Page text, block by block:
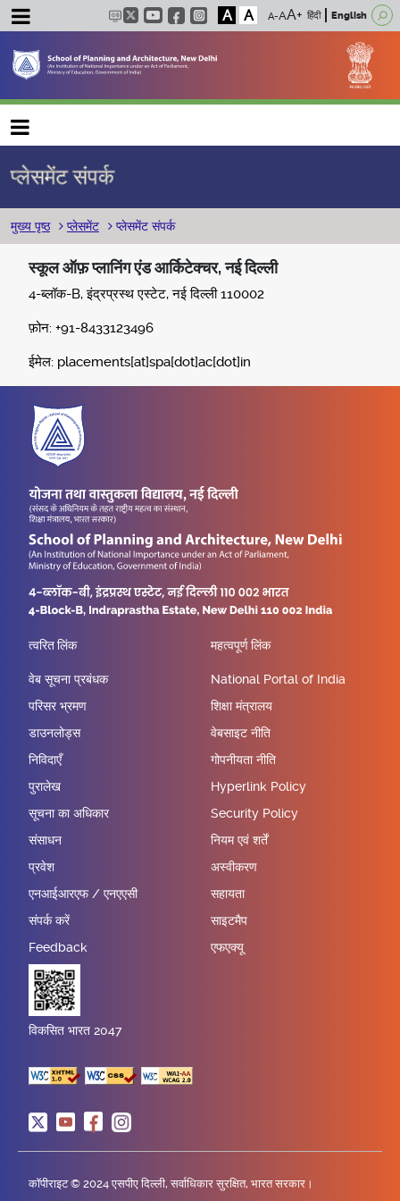
A A हिंदी English
Main navigation
प्लेसमेंट संपर्क
पग चिन्ह
मुख्य पृष्ठ प्लेसमेंट प्लेसमेंट संपर्क
स्कूल ऑफ़ प्लानिंग एंड आर्किटेक्चर, नई दिल्ली
4-ब्लॉक-B, इंद्रप्रस्थ एस्टेट, नई दिल्ली 110002
फ़ोन: +91-8433123496
ईमेल: placements[at]spa[dot]ac[dot]in
त्वरित लिंक
वेब सूचना प्रबंधक
परिसर भ्रमण
डाउनलोड्स
निविदाएँ
पुरालेख
सूचना का अधिकार
संसाधन
प्रवेश
एनआईआरएफ / एनएएसी
संपर्क करें
Feedback
महत्वपूर्ण लिंक
National Portal of India
शिक्षा मंत्रालय
वेबसाइट नीति
गोपनीयता नीति
Hyperlink Policy
Security Policy
नियम एवं शर्तें
अस्वीकरण
सहायता
साइटमैप
एफएक्यू
विकसित भारत 2047
कॉपीराइट © 2024 एसपीए दिल्ली, सर्वाधिकार सुरक्षित, भारत सरकार।